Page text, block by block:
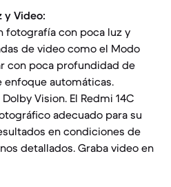
y Video:
fotografía con poca luz y
de video como el Modo
con poca profundidad de
automáticas.
Vision. El Redmi 14C
adecuado para su
en condiciones de
detallados. Graba video en